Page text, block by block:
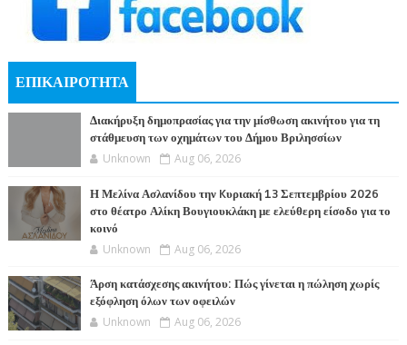
ΕΠΙΚΑΙΡΟΤΗΤΑ
Διακήρυξη δημοπρασίας για την μίσθωση ακινήτου για τη
στάθμευση των οχημάτων του Δήμου Βριλησσίων
Unknown Aug 06, 2026
Η Μελίνα Ασλανίδου την Kυριακή 13 Σεπτεμβρίου 2026
στο θέατρο Αλίκη Βουγιουκλάκη με ελεύθερη είσοδο για το
κοινό
Unknown Aug 06, 2026
Άρση κατάσχεσης ακινήτου: Πώς γίνεται η πώληση χωρίς
εξόφληση όλων των οφειλών
Unknown Aug 06, 2026